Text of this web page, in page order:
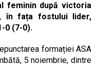
feminin după victoria
în fața fostului lider,
0 (7-0).
formației ASA
5 noiembrie, dintre